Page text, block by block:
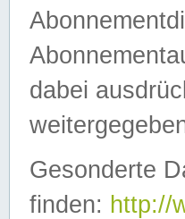
dabei
Gesonderte
finden: http://